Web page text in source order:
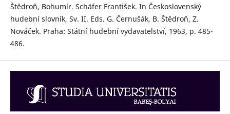
Štědroň, Bohumír. Schäfer František. In Československý
hudební slovník, Sv. II. Eds. G. Černušák, B. Štědroň, Z.
Nováček. Praha: Státní hudební vydavatelství, 1963, p. 485-
486.